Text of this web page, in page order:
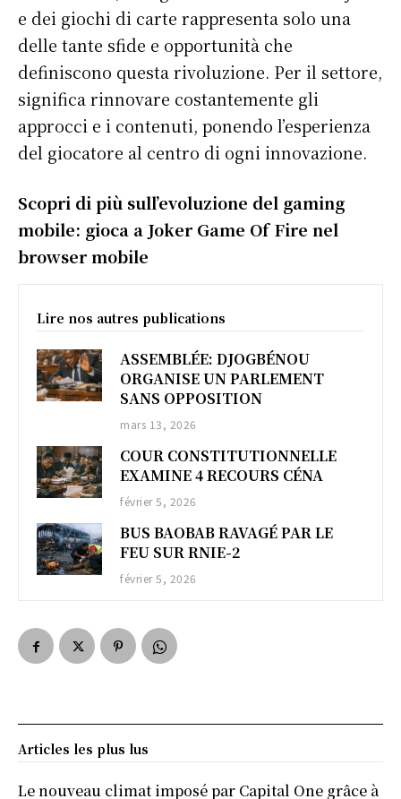
Europe
Asie
e dei giochi di carte rappresenta solo una
delle tante sfide e opportunità che
definiscono questa rivoluzione. Per il settore,
significa rinnovare costantemente gli
approcci e i contenuti, ponendo l’esperienza
del giocatore al centro di ogni innovazione.
Scopri di più sull’evoluzione del gaming
mobile: gioca a Joker Game Of Fire nel
browser mobile
Lire nos autres publications
ASSEMBLÉE: DJOGBÉNOU
ORGANISE UN PARLEMENT
SANS OPPOSITION
mars 13, 2026
COUR CONSTITUTIONNELLE
EXAMINE 4 RECOURS CÉNA
février 5, 2026
BUS BAOBAB RAVAGÉ PAR LE
FEU SUR RNIE-2
février 5, 2026
Articles les plus lus
Le nouveau climat imposé par Capital One grâce à